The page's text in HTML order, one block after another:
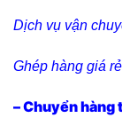
Dịch vụ vận
Ghép hàng giá
– Chuyển hàng